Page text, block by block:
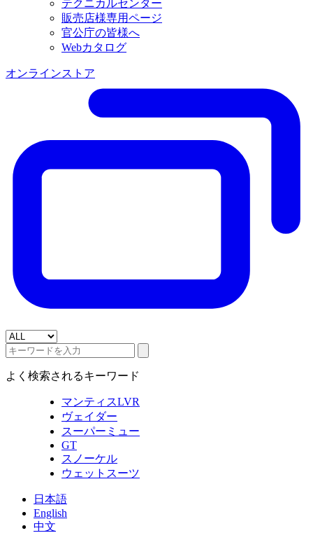
テクニカルセンター
販売店様専用ページ
官公庁の皆様へ
Webカタログ
オンラインストア
よく検索されるキーワード
マンティスLVR
ヴェイダー
スーパーミュー
GT
スノーケル
ウェットスーツ
日本語
English
中文